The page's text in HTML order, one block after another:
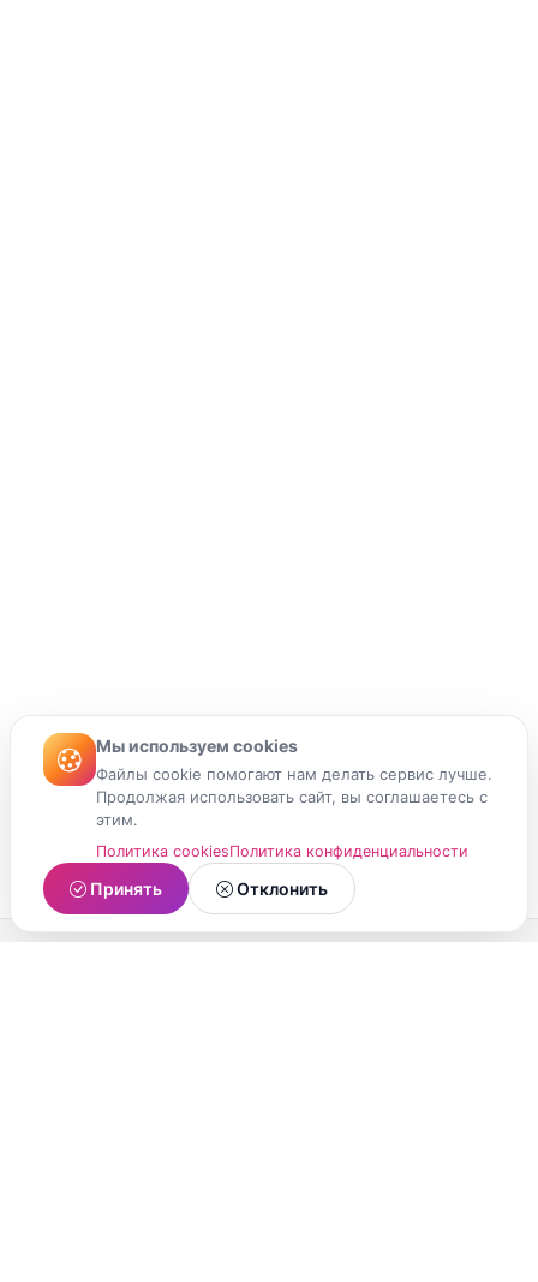
Мы используем cookies
Файлы cookie помогают нам делать сервис лучше.
Продолжая использовать сайт, вы соглашаетесь с
этим.
Политика cookiesПолитика конфиденциальности
Принять Отклонить